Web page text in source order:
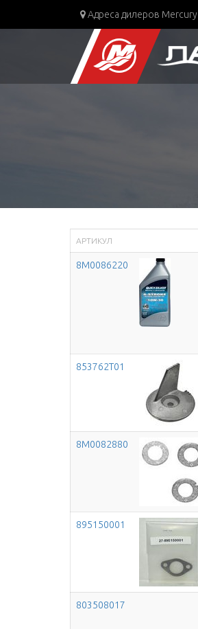
Адреса дилеров Mercury
АРТИКУЛ
8M0086220
853762T01
8M0082880
895150001
803508017